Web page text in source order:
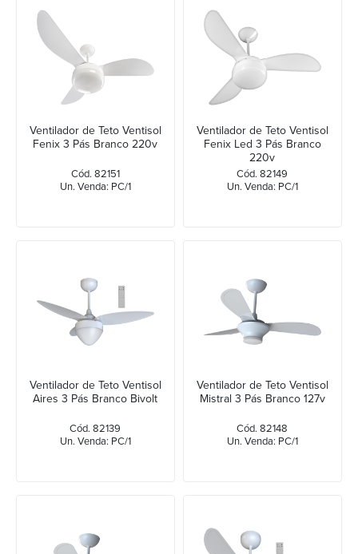
Ventilador de Teto Ventisol
Fenix 3 Pás Branco 220v
Cód. 82151
Un. Venda: PC/1
Ventilador de Teto Ventisol
Fenix Led 3 Pás Branco
220v
Cód. 82149
Un. Venda: PC/1
Ventilador de Teto Ventisol
Aires 3 Pás Branco Bivolt
Cód. 82139
Un. Venda: PC/1
Ventilador de Teto Ventisol
Mistral 3 Pás Branco 127v
Cód. 82148
Un. Venda: PC/1